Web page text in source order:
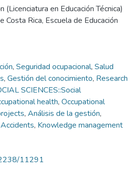
(Licenciatura en Educación Técnica)
Costa Rica, Escuela de Educación
, Seguridad ocupacional, Salud
, Gestión del conocimiento, Research
SCIENCES::Social
health, Occupational
, Análisis de la gestión,
Accidents, Knowledge management
11291